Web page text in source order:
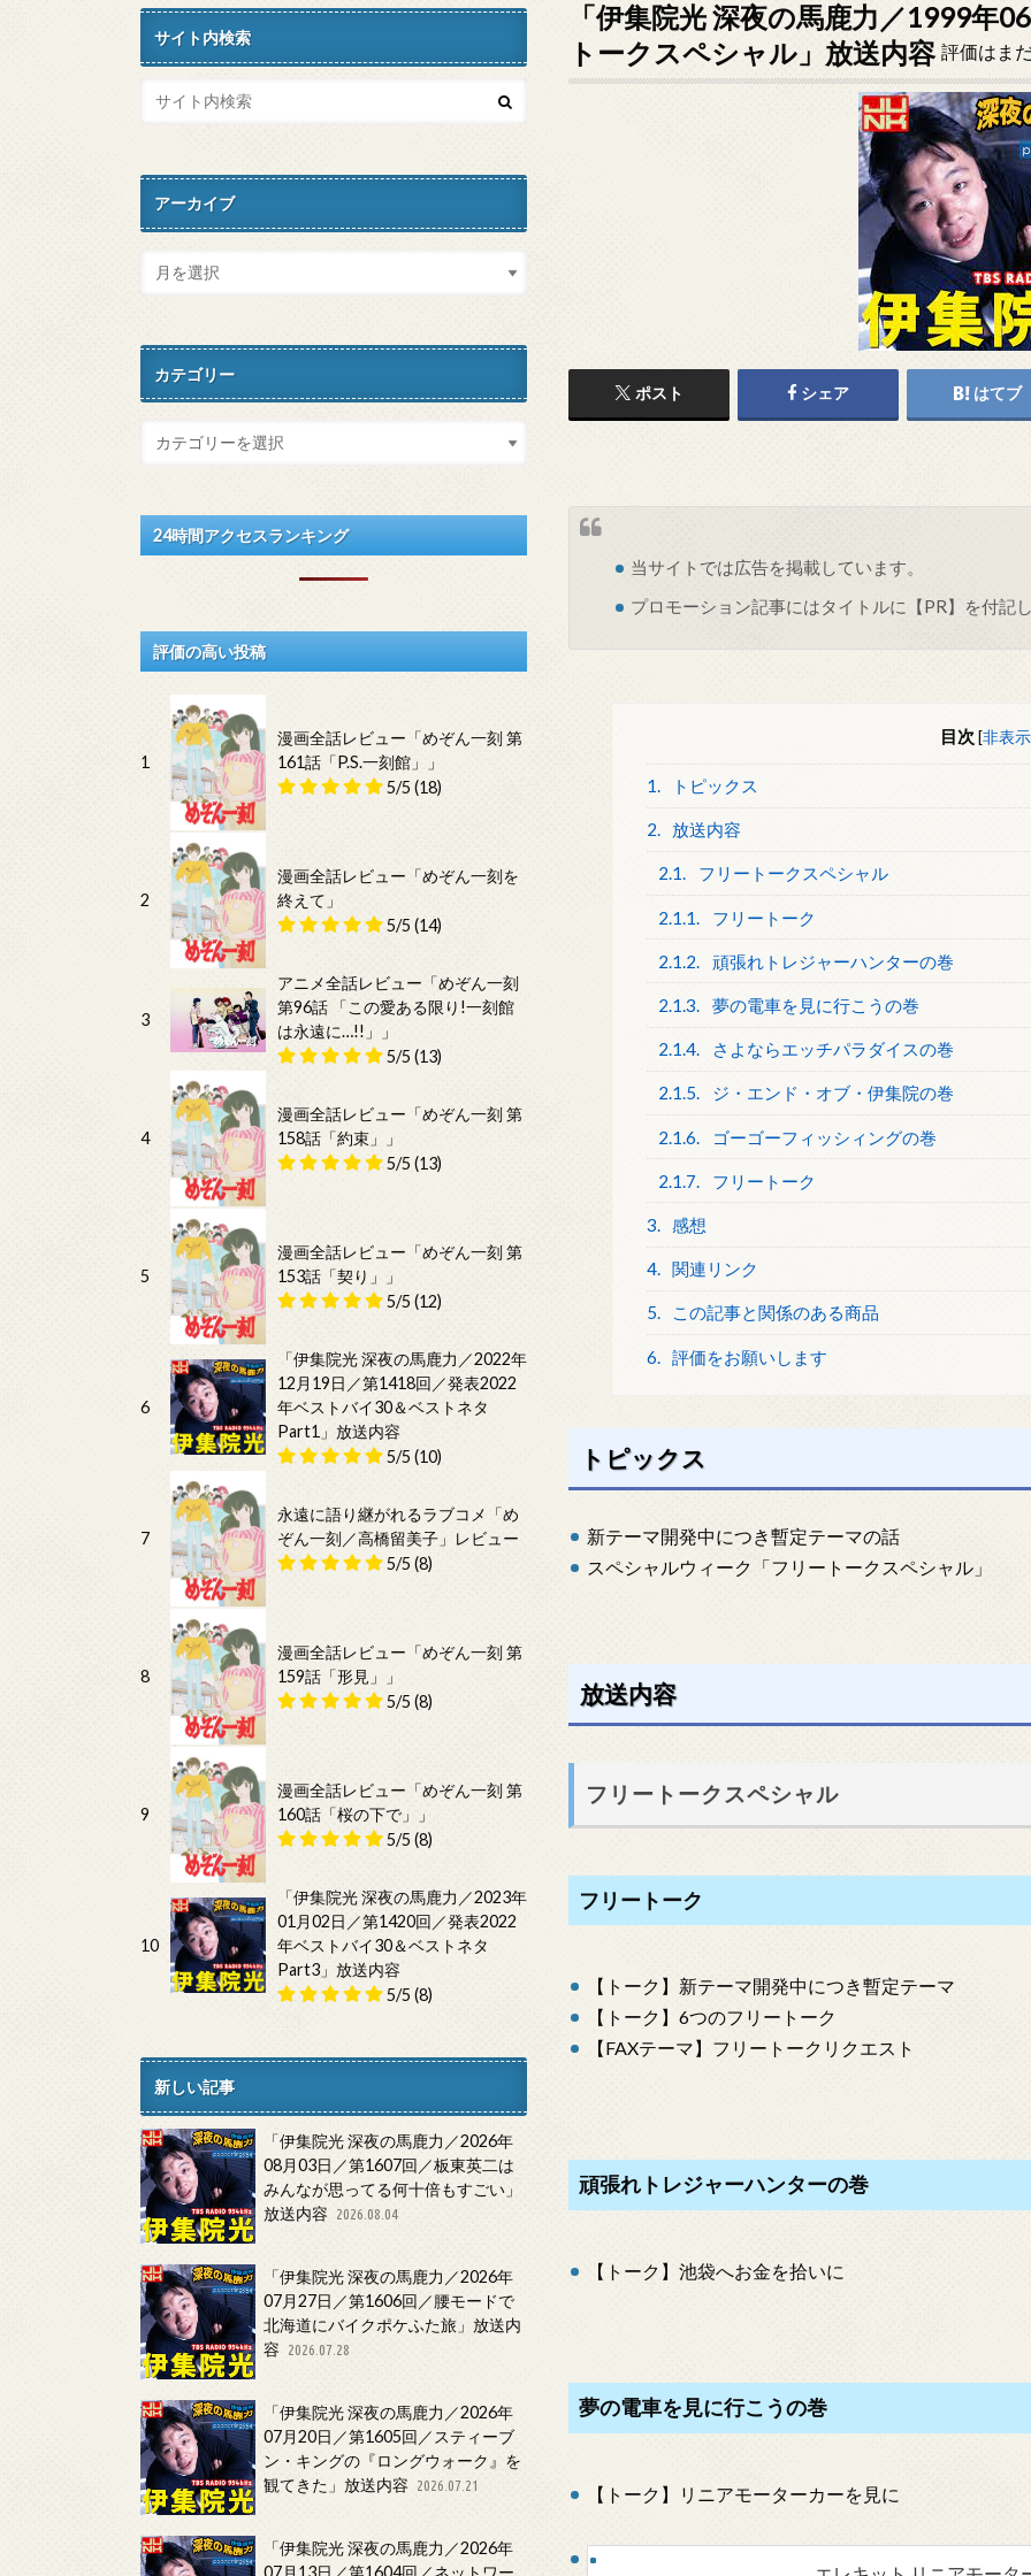
「伊集院光 深夜の馬鹿力／1999年
トークスペシャル」放送内容 評価はま
ポスト シェア はてブ
当サイトでは広告を掲載しています。
プロモーション記事にはタイトルに【PR】を付記
目次 [非表示
1. トピックス
2. 放送内容
2.1. フリートークスペシャル
2.1.1. フリートーク
2.1.2. 頑張れトレジャーハンターの巻
2.1.3. 夢の電車を見に行こうの巻
2.1.4. さよならエッチパラダイスの巻
2.1.5. ジ・エンド・オブ・伊集院の巻
2.1.6. ゴーゴーフィッシィングの巻
2.1.7. フリートーク
3. 感想
4. 関連リンク
5. この記事と関係のある商品
6. 評価をお願いします
トピックス
新テーマ開発中につき暫定テーマの話
スペシャルウィーク「フリートークスペシャル」
放送内容
フリートークスペシャル
フリートーク
【トーク】新テーマ開発中につき暫定テーマ
【トーク】6つのフリートーク
【FAXテーマ】フリートークリクエスト
頑張れトレジャーハンターの巻
【トーク】池袋へお金を拾いに
夢の電車を見に行こうの巻
【トーク】リニアモーターカーを見に
サイト内検索
アーカイブ
カテゴリー
24時間アクセスランキング
評価の高い投稿
1
漫画全話レビュー「めぞん一刻 第
161話「P.S.一刻館」」
5/5 (18)
2
漫画全話レビュー「めぞん一刻を
終えて」
5/5 (14)
3
アニメ全話レビュー「めぞん一刻
第96話 「この愛ある限り!一刻館
は永遠に…!!」」
5/5 (13)
4
漫画全話レビュー「めぞん一刻 第
158話「約束」」
5/5 (13)
5
漫画全話レビュー「めぞん一刻 第
153話「契り」」
5/5 (12)
6
「伊集院光 深夜の馬鹿力／2022年
12月19日／第1418回／発表2022
年ベストバイ30＆ベストネタ
Part1」放送内容
5/5 (10)
7
永遠に語り継がれるラブコメ「め
ぞん一刻／高橋留美子」レビュー
5/5 (8)
8
漫画全話レビュー「めぞん一刻 第
159話「形見」」
5/5 (8)
9
漫画全話レビュー「めぞん一刻 第
160話「桜の下で」」
5/5 (8)
10
「伊集院光 深夜の馬鹿力／2023年
01月02日／第1420回／発表2022
年ベストバイ30＆ベストネタ
Part3」放送内容
5/5 (8)
新しい記事
「伊集院光 深夜の馬鹿力／2026年
08月03日／第1607回／板東英二は
みんなが思ってる何十倍もすごい」
放送内容
2026.08.04
「伊集院光 深夜の馬鹿力／2026年
07月27日／第1606回／腰モードで
北海道にバイクポケふた旅」放送内
容
2026.07.28
「伊集院光 深夜の馬鹿力／2026年
07月20日／第1605回／スティーブ
ン・キングの『ロングウォーク』を
観てきた」放送内容
2026.07.21
「伊集院光 深夜の馬鹿力／2026年
07月13日／第1604回／ネットワー